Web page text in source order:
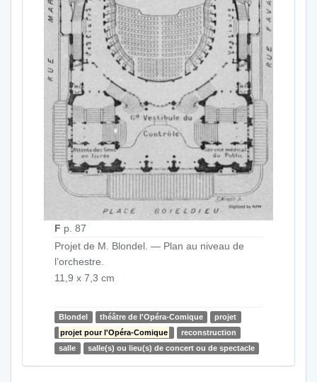
F p. 87
Projet de M. Blondel. — Plan au niveau de
l’orchestre.
11,9 x 7,3 cm
Blondel théâtre de l'Opéra-Comique
projet
projet pour l'Opéra-Comique
reconstruction
salle
salle(s) ou lieu(s) de concert ou de spectacle